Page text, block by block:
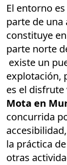
El entorno
parte de una
constituye
parte norte
existe un
explotación,
es el disfrute
Mota en
concurrida
la práctica
otras